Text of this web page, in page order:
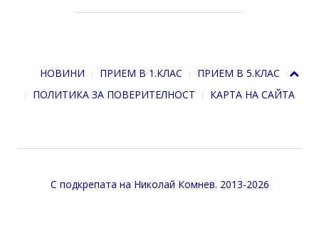
НОВИНИ ПРИЕМ В 1.КЛАС
ПРИЕМ В 5.КЛАС
ПОЛИТИКА ЗА ПОВЕРИТЕЛНОСТ
КАРТА НА САЙТА
С подкрепата на Николай Комнев. 2013-2026